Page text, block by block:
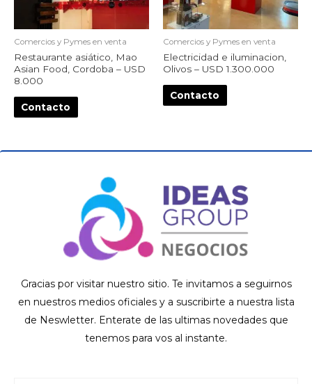
Comercios y Pymes en venta
Restaurante asiático, Mao
Asian Food, Cordoba – USD
8.000
Contacto
Comercios y Pymes en venta
Electricidad e iluminacion,
Olivos – USD 1.300.000
Contacto
Gracias por visitar nuestro sitio. Te invitamos a seguirnos
en nuestros medios oficiales y a suscribirte a nuestra lista
de Neswletter. Enterate de las ultimas novedades que
tenemos para vos al instante.